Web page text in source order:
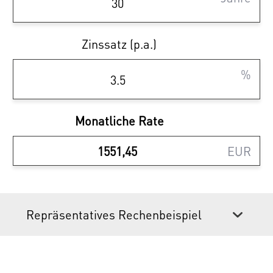
Sparen Sie 3,6% | provisionsfrei
- Provisionsfrei! Alle Eigentumsobjekte
werden ohne Provision (3,6% inkl. MwSt.)
Zinssatz (p.a.)
%
Monatliche Rate
EUR
Repräsentatives Rechenbeispiel